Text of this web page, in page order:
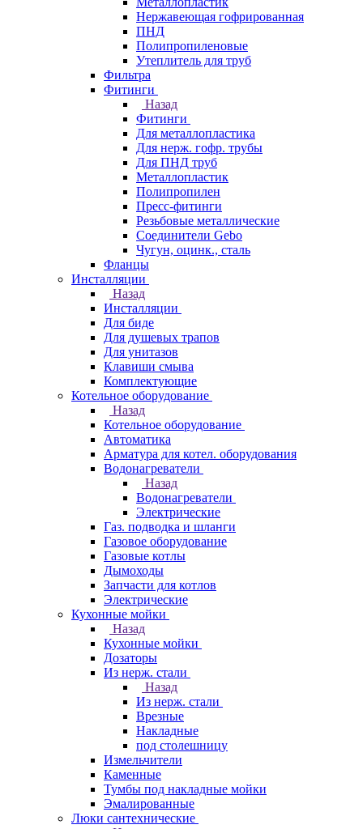
Нержавеющая гофрированная
ПНД
Полипропиленовые
Утеплитель для труб
Фильтра
Фитинги
Назад
Фитинги
Для металлопластика
Для нерж. гофр. трубы
Для ПНД труб
Металлопластик
Полипропилен
Пресс-фитинги
Резьбовые металлические
Соединители Gebo
Чугун, оцинк., сталь
Фланцы
Инсталляции
Назад
Инсталляции
Для биде
Для душевых трапов
Для унитазов
Клавиши смыва
Комплектующие
Котельное оборудование
Назад
Котельное оборудование
Автоматика
Арматура для котел. оборудования
Водонагреватели
Назад
Водонагреватели
Электрические
Газ. подводка и шланги
Газовое оборудование
Газовые котлы
Дымоходы
Запчасти для котлов
Электрические
Кухонные мойки
Назад
Кухонные мойки
Дозаторы
Из нерж. стали
Назад
Из нерж. стали
Врезные
Накладные
под столешницу
Измельчители
Каменные
Тумбы под накладные мойки
Эмалированные
Люки сантехнические